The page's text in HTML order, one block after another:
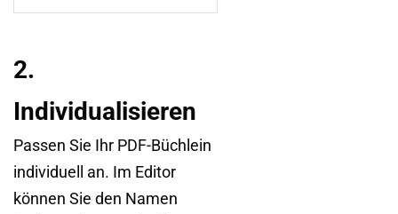
2.
Individualisieren
Passen Sie Ihr PDF-Büchlein
individuell an. Im Editor
können Sie den Namen